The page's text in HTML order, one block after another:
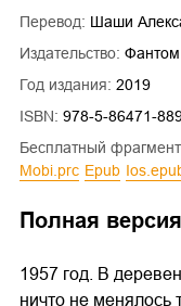
Перевод: Шаши
Издательство:
Год издания: 2019
ISBN: 978-5-86471-
Бесплатный
mobi.prc
epub
Полная версия
1957 год. В
ничто не менялось